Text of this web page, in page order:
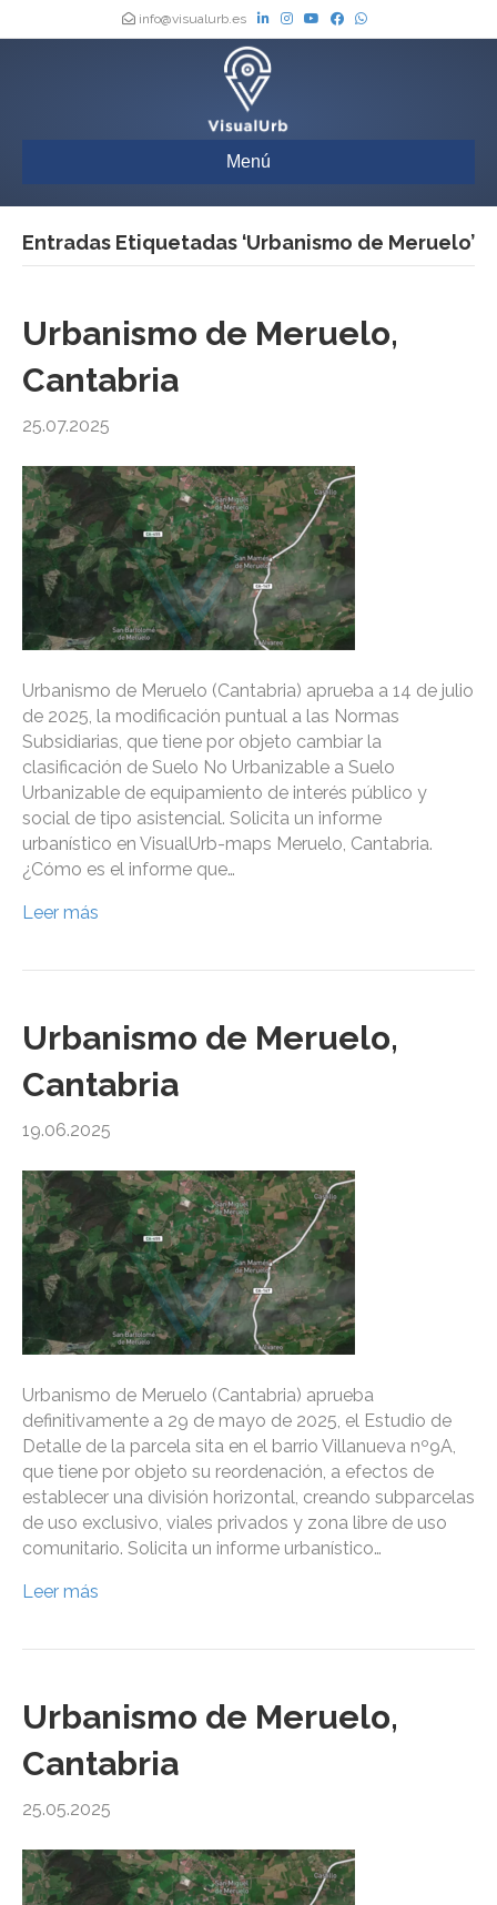
info@visualurb.es
Menú
Entradas Etiquetadas ‘Urbanismo de Meruelo’
Urbanismo de Meruelo,
Cantabria
25.07.2025
Urbanismo de Meruelo (Cantabria) aprueba a 14 de julio
de 2025, la modificación puntual a las Normas
Subsidiarias, que tiene por objeto cambiar la
clasificación de Suelo No Urbanizable a Suelo
Urbanizable de equipamiento de interés público y
social de tipo asistencial. Solicita un informe
urbanístico en VisualUrb-maps Meruelo, Cantabria.
¿Cómo es el informe que…
Leer más
Urbanismo de Meruelo,
Cantabria
19.06.2025
Urbanismo de Meruelo (Cantabria) aprueba
definitivamente a 29 de mayo de 2025, el Estudio de
Detalle de la parcela sita en el barrio Villanueva nº9A,
que tiene por objeto su reordenación, a efectos de
establecer una división horizontal, creando subparcelas
de uso exclusivo, viales privados y zona libre de uso
comunitario. Solicita un informe urbanístico…
Leer más
Urbanismo de Meruelo,
Cantabria
25.05.2025